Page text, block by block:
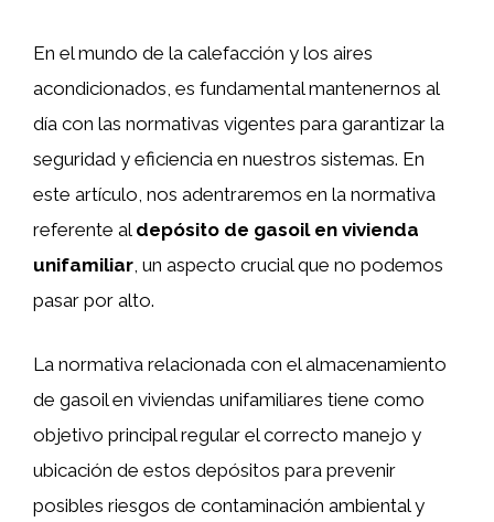
En el mundo de la calefacción y los aires
acondicionados, es fundamental mantenernos al
día con las normativas vigentes para garantizar la
seguridad y eficiencia en nuestros sistemas. En
este artículo, nos adentraremos en la normativa
referente al depósito de gasoil en vivienda
unifamiliar, un aspecto crucial que no podemos
pasar por alto.
La normativa relacionada con el almacenamiento
de gasoil en viviendas unifamiliares tiene como
objetivo principal regular el correcto manejo y
ubicación de estos depósitos para prevenir
posibles riesgos de contaminación ambiental y